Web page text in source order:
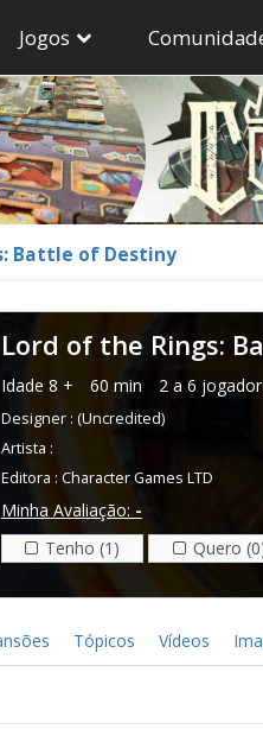
Jogos
Battle of Destiny
Lord of the Rings:
Idade 8 + 60 min 2 a 6
Designer : (Uncredited)
Artista :
Editora : Character Games LTD
Minha Avaliação: -
Tenho (1)
Quero
Tópicos Vídeos